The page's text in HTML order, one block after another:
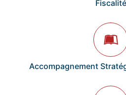
Fiscalité
Accompagnement